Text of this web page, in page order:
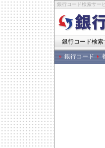
銀行コード検索サー
銀行コード検索
銀行コード